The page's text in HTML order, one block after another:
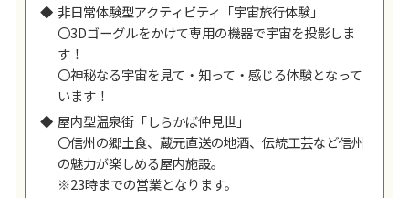
非日常体験型アクティビティ「宇宙旅行体験」
〇3Dゴーグルをかけて専用の機器で宇宙を投影しま
す！
〇神秘なる宇宙を見て・知って・感じる体験となって
います！
屋内型温泉街「しらかば仲見世」
〇信州の郷土食、蔵元直送の地酒、伝統工芸など信州
の魅力が楽しめる屋内施設。
※23時までの営業となります。